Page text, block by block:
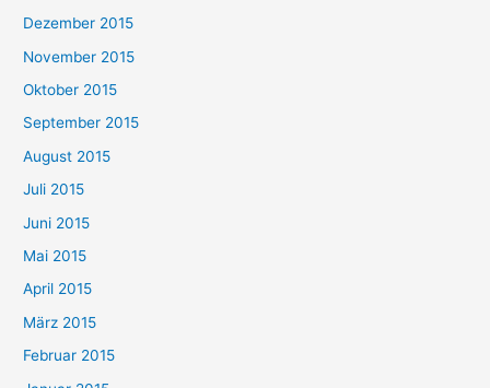
Dezember 2015
November 2015
Oktober 2015
September 2015
August 2015
Juli 2015
Juni 2015
Mai 2015
April 2015
März 2015
Februar 2015